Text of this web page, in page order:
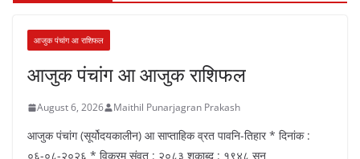
आजुक पंचांग आ राशिफल
आजुक पंचांग आ आजुक राशिफल
August 6, 2026 Maithil Punarjagran Prakash
आजुक पंचांग (सूर्योदयकालीन) आ साप्ताहिक व्रत पावनि-तिहार * दिनांक :
०६-०८-२०२६ * विक्रम संवत : २०८३ शकाब्द : १९४८ सन्